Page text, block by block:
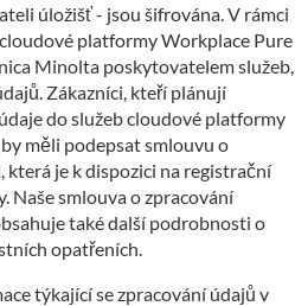
úložišť - jsou šifrována. V rámci
platformy Workplace Pure
Minolta poskytovatelem služeb,
Zákazníci, kteří plánují
do služeb cloudové platformy
měli podepsat smlouvu o
která je k dispozici na registrační
Naše smlouva o zpracování
také další podrobnosti o
opatřeních.
týkající se zpracování údajů v